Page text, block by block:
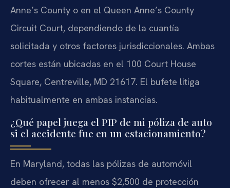
Anne’s County o en el Queen Anne’s County
Circuit Court, dependiendo de la cuantía
solicitada y otros factores jurisdiccionales. Ambas
cortes están ubicadas en el 100 Court House
Square, Centreville, MD 21617. El bufete litiga
habitualmente en ambas instancias.
¿Qué papel juega el PIP de mi póliza de auto
si el accidente fue en un estacionamiento?
En Maryland, todas las pólizas de automóvil
deben ofrecer al menos $2,500 de protección